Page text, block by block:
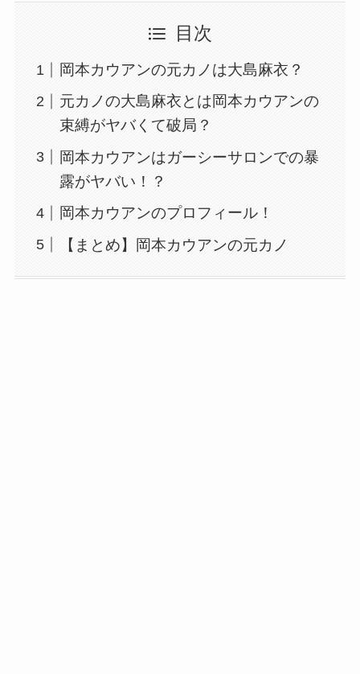
目次
岡本カウアンの元カノは大島麻衣？
元カノの大島麻衣とは岡本カウアンの
束縛がヤバくて破局？
岡本カウアンはガーシーサロンでの暴
露がヤバい！？
岡本カウアンのプロフィール！
【まとめ】岡本カウアンの元カノ